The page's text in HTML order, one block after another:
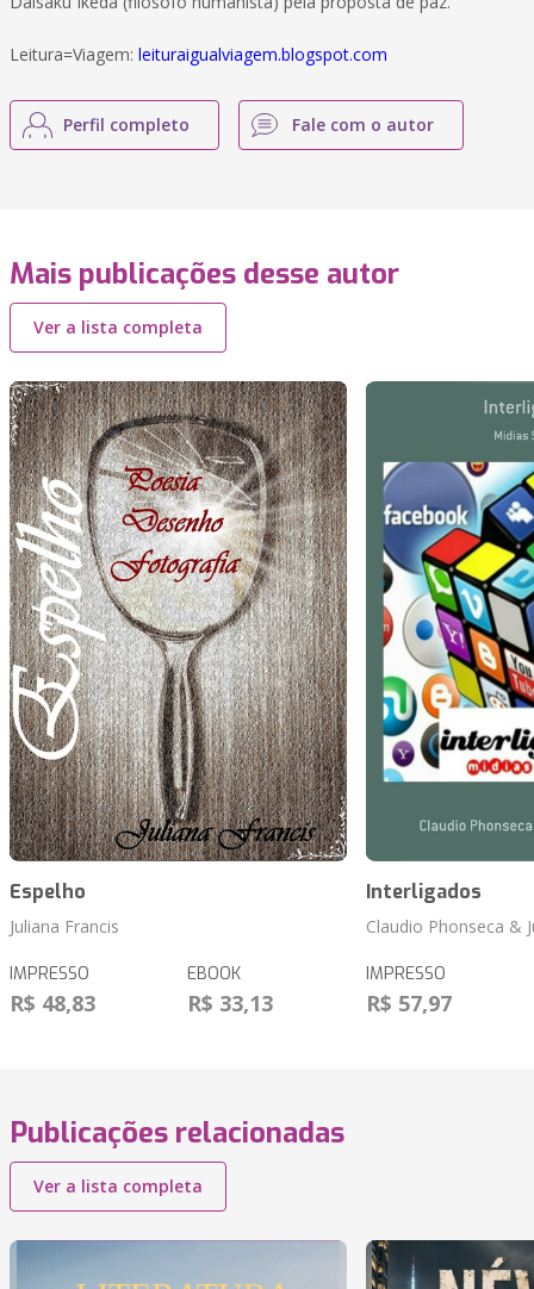
Leitura=Viagem: leituraigualviagem.blogspot.com
Perfil completo Fale com o autor
Mais publicações desse autor
Ver a lista completa
Espelho
Juliana Francis
IMPRESSO
R$ 48,83
EBOOK
R$ 33,13
Interligados
Claudio Phonseca &
IMPRESSO
R$ 57,97
Publicações relacionadas
Ver a lista completa